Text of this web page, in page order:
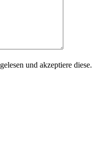
gelesen und akzeptiere diese.